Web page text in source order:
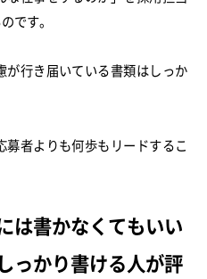
です。
行き届いている書類はしっか
者よりも何歩もリードするこ
は書かなくてもいい
っかり書ける人が評